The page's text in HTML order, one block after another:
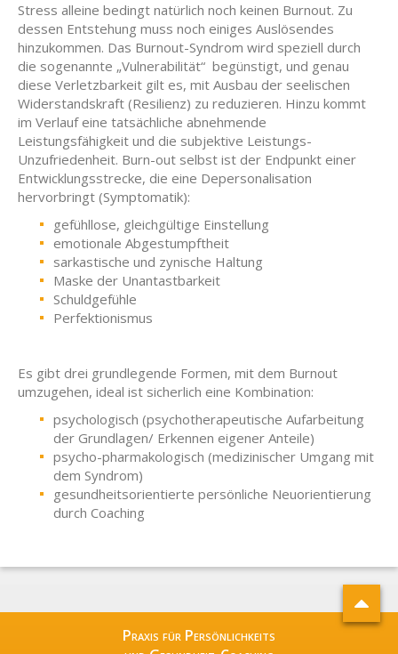
Stress alleine bedingt natürlich noch keinen Burnout. Zu
dessen Entstehung muss noch einiges Auslösendes
hinzukommen. Das Burnout-Syndrom wird speziell durch
die sogenannte „Vulnerabilität“ begünstigt, und genau
diese Verletzbarkeit gilt es, mit Ausbau der seelischen
Widerstandskraft (Resilienz) zu reduzieren. Hinzu kommt
im Verlauf eine tatsächliche abnehmende
Leistungsfähigkeit und die subjektive Leistungs-
Unzufriedenheit. Burn-out selbst ist der Endpunkt einer
Entwicklungsstrecke, die eine Depersonalisation
hervorbringt (Symptomatik):
gefühllose, gleichgültige Einstellung
emotionale Abgestumpftheit
sarkastische und zynische Haltung
Maske der Unantastbarkeit
Schuldgefühle
Perfektionismus
Es gibt drei grundlegende Formen, mit dem Burnout
umzugehen, ideal ist sicherlich eine Kombination:
psychologisch (psychotherapeutische Aufarbeitung
der Grundlagen/ Erkennen eigener Anteile)
psycho-pharmakologisch (medizinischer Umgang mit
dem Syndrom)
gesundheitsorientierte persönliche Neuorientierung
durch Coaching
Praxis für Persönlichkeits